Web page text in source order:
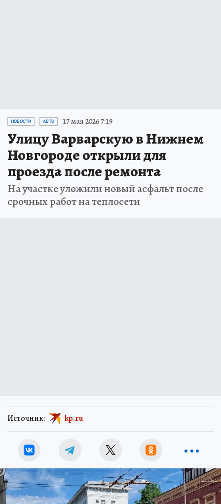
НОВОСТИ АВТО 17 мая 2026 7:19
Улицу Варварскую в Нижнем
Новгороде открыли для
проезда после ремонта
На участке уложили новый асфальт после
срочных работ на теплосети
Источник: kp.ru